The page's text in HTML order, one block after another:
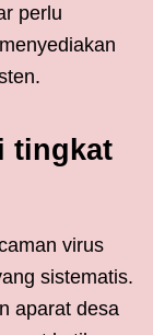
perlu
tingkat
virus
sistematis.
aparat desa